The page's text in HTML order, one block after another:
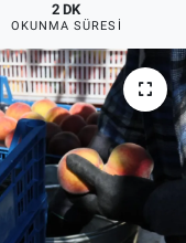
2 DK
OKUNMA SÜRESI